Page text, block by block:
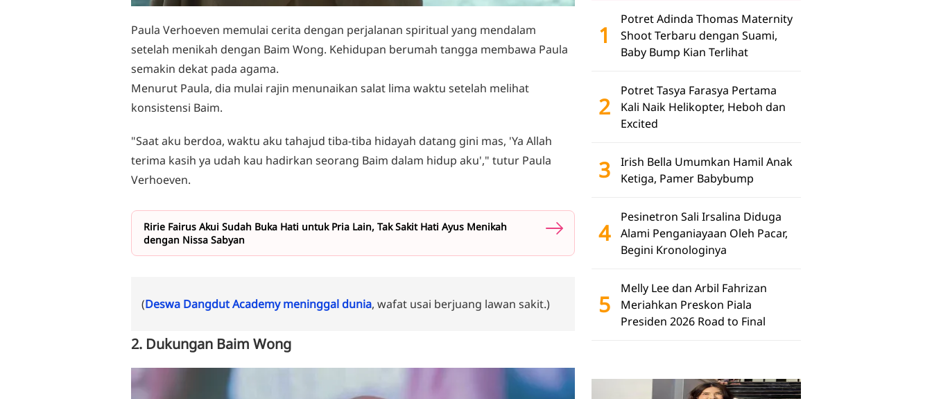
Paula Verhoeven memulai cerita dengan perjalanan spiritual yang mendalam
setelah menikah dengan Baim Wong. Kehidupan berumah tangga membawa Paula
semakin dekat pada agama.
Menurut Paula, dia mulai rajin menunaikan salat lima waktu setelah melihat
konsistensi Baim.
"Saat aku berdoa, waktu aku tahajud tiba-tiba hidayah datang gini mas, 'Ya Allah
terima kasih ya udah kau hadirkan seorang Baim dalam hidup aku'," tutur Paula
Verhoeven.
Ririe Fairus Akui Sudah Buka Hati untuk Pria Lain, Tak Sakit Hati Ayus Menikah
dengan Nissa Sabyan
(Deswa Dangdut Academy meninggal dunia, wafat usai berjuang lawan sakit.)
2. Dukungan Baim Wong
1
Potret Adinda Thomas Maternity
Shoot Terbaru dengan Suami,
Baby Bump Kian Terlihat
2
Potret Tasya Farasya Pertama
Kali Naik Helikopter, Heboh dan
Excited
3
Irish Bella Umumkan Hamil Anak
Ketiga, Pamer Babybump
4
Pesinetron Sali Irsalina Diduga
Alami Penganiayaan Oleh Pacar,
Begini Kronologinya
5
Melly Lee dan Arbil Fahrizan
Meriahkan Preskon Piala
Presiden 2026 Road to Final